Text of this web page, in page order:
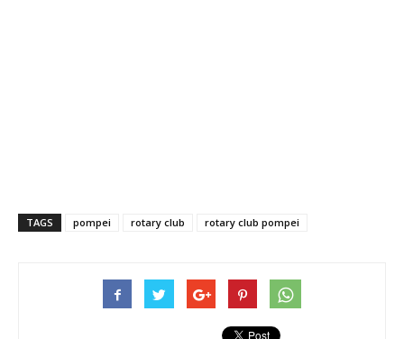
TAGS pompei rotary club rotary club pompei